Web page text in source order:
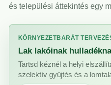
és települési áttekintés egy
KÖRNYEZETBARÁT
Lak lakóinak
Tartsd kéznél a helyi
szelektív gyűjtés és a